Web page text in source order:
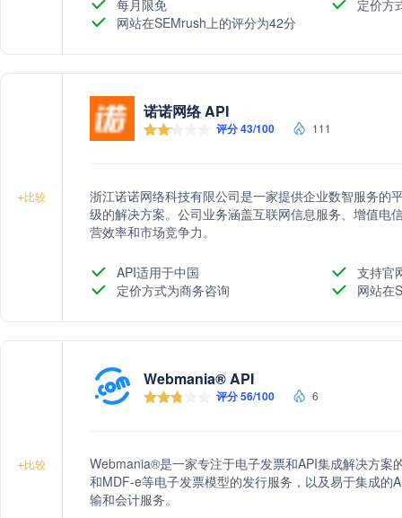
每月限免
定价方
网站在SEMrush上的评分为42分
+比较
诺诺网络 API
评分 43/100 111
浙江诺诺网络科技有限公司是一家提供企业数智服务的
级的解决方案。公司业务涵盖互联网信息服务、增值电
营效率和市场竞争力。
API适用于中国
支持官
定价方式为商务咨询
网站在
+比较
Webmania® API
评分 56/100 6
Webmania®是一家专注于电子发票和API集成解决方
和MDF-e等电子发票模型的发行服务，以及易于集成的
输和会计服务。